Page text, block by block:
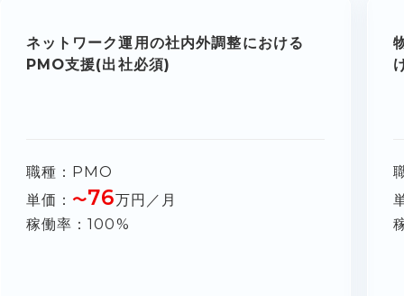
ネットワーク運用の社内外調整における
PMO支援(出社必須)
職種
PMO
単価
〜76万円／月
稼働率
100%